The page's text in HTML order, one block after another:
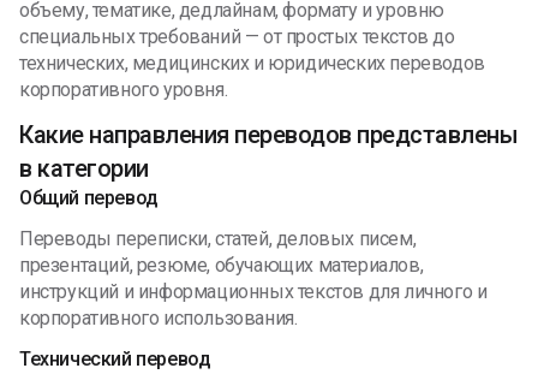
объему, тематике, дедлайнам, формату и уровню
специальных требований — от простых текстов до
технических, медицинских и юридических переводов
корпоративного уровня.
Какие направления переводов представлены
в категории
Общий перевод
Переводы переписки, статей, деловых писем,
презентаций, резюме, обучающих материалов,
инструкций и информационных текстов для личного и
корпоративного использования.
Технический перевод